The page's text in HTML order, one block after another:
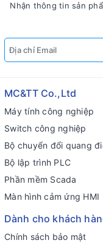
Nhận thông tin sản
MC&TT Co.,Ltd
Máy tính công nghiệp
Switch công nghiệp
Bộ chuyển đổi quang
Bộ lập trình PLC
Phần mềm Scada
Màn hình cảm ứng HMI
Dành cho khách
Chính sách bảo mật